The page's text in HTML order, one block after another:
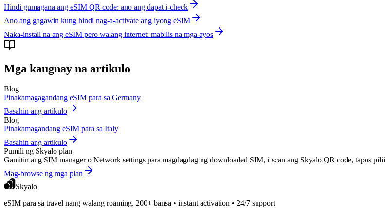
Hindi gumagana ang eSIM QR code: ano ang dapat i-check
Ano ang gagawin kung hindi nag-a-activate ang iyong eSIM
Naka-install na ang eSIM pero walang internet: mabilis na mga ayos
Mga kaugnay na artikulo
Blog
Pinakamagagandang eSIM para sa Germany
Basahin ang artikulo
Blog
Pinakamagandang eSIM para sa Italy
Basahin ang artikulo
Pumili ng Skyalo plan
Gamitin ang SIM manager o Network settings para magdagdag ng downloaded SIM, i-scan ang Skyalo QR code, tapos
Mag-browse ng mga plan
Skyalo
eSIM para sa travel nang walang roaming. 200+ bansa • instant activation • 24/7 support